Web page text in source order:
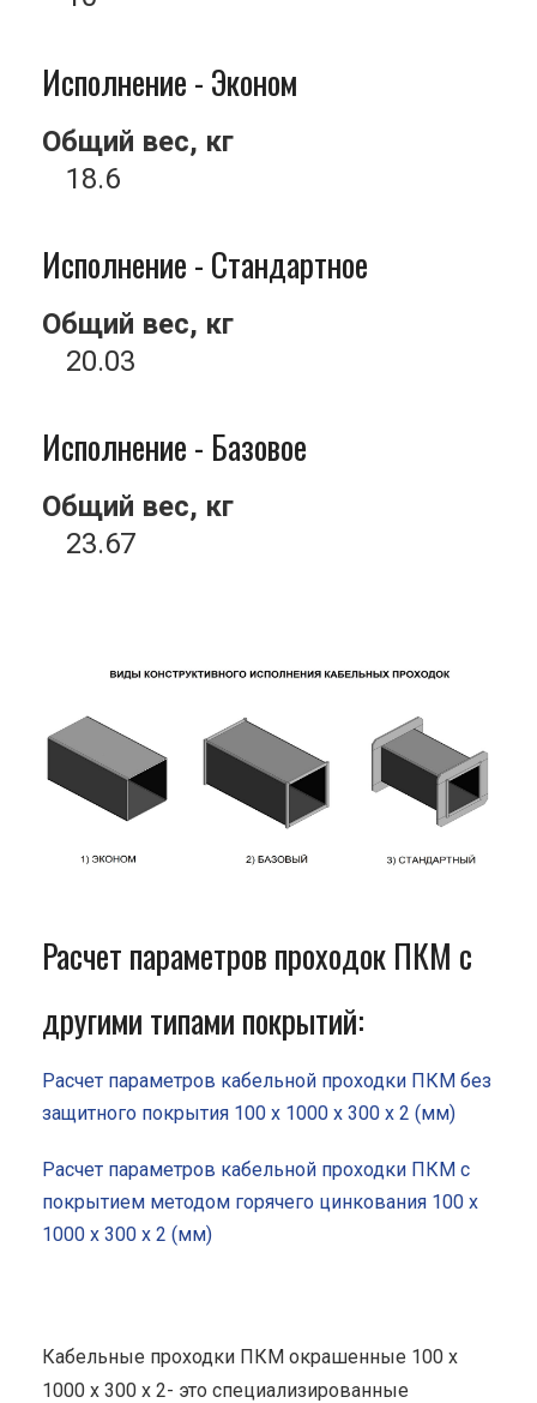
Исполнение - Эконом
Общий вес, кг
18.6
Исполнение - Стандартное
Общий вес, кг
20.03
Исполнение - Базовое
Общий вес, кг
23.67
Расчет параметров проходок ПКМ с
другими типами покрытий:
Расчет параметров кабельной проходки ПКМ без
защитного покрытия 100 x 1000 x 300 x 2 (мм)
Расчет параметров кабельной проходки ПКМ с
покрытием методом горячего цинкования 100 x
1000 x 300 x 2 (мм)
Кабельные проходки ПКМ окрашенные 100 x
1000 x 300 x 2- это специализированные